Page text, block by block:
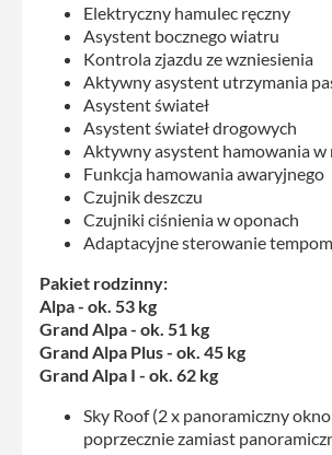
Elektryczny hamulec ręczny
Asystent bocznego wiatru
Kontrola zjazdu ze wzniesienia
Aktywny asystent utrzymania
Asystent świateł
Asystent świateł drogowych
Aktywny asystent hamowania w
Funkcja hamowania awaryjnego
Czujnik deszczu
Czujniki ciśnienia w oponach
Adaptacyjne sterowanie
Pakiet rodzinny:
Alpa - ok. 53 kg
Grand Alpa - ok. 51 kg
Grand Alpa Plus - ok. 45 kg
Grand Alpa I - ok. 62 kg
Sky Roof (2 x panoramiczny
poprzecznie zamiast